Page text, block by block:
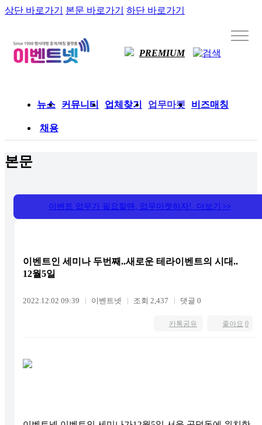
상단 바로가기 본문 바로가기 하단 바로가기
PREMIUM
뉴스 커뮤니티 업체찾기 업무마켓 비즈매칭
채용
본문
이벤트 업무가 필요할땐, 업무마켓하자! 더보기 >>
이벤트인 세미나 두번째..새로운 테라이벤트의 시대..
12월5일
2022.12.02 09:39 이벤트넷 조회 2,437 댓글 0
좋아요 0
카톡공유